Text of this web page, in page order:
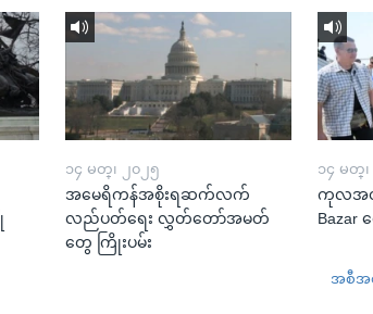
၁၄ မတ္၊ ၂၀၂၅
အမေရိကန်အစိုးရဆက်လက်
လည်ပတ်ရေး လွှတ်တော်အမတ်
တွေ ကြိုးပမ်း
၁၄ မတ္၊
ကုလအတွင်
Bazar
အစီအ